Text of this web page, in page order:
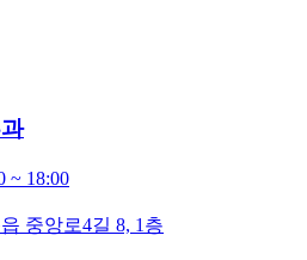
~ 18:00
중앙로4길 8, 1층